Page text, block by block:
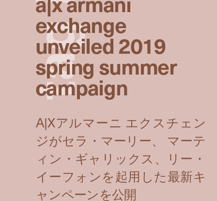
t
a
g
exchange
unveiled 2019
spring summer
campaign